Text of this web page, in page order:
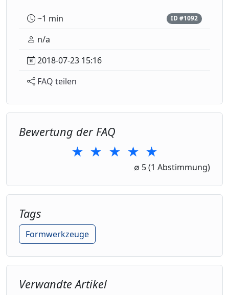
~1 min ID #1092
n/a
2018-07-23 15:16
FAQ teilen
Bewertung der FAQ
★ ★
2 Stars
★
3 Stars
★
4 Stars
★
5 Stars
∅ 5(1 Abstimmung)
Tags
Formwerkzeuge
Verwandte Artikel